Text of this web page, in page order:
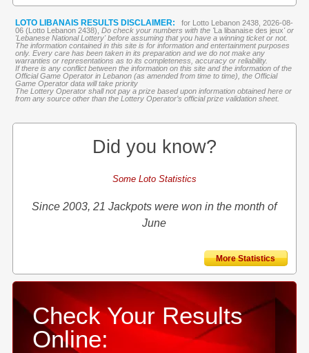
LOTO LIBANAIS RESULTS DISCLAIMER:
for Lotto Lebanon 2438, 2026-08-
06 (Lotto Lebanon 2438), Do check your numbers with the 'La libanaise des jeux' or
'Lebanese National Lottery' before assuming that you have a winning ticket or not.
The information contained in this site is for information and entertainment purposes
only. Every care has been taken in its preparation and we do not make any
warranties or representations as to its completeness, accuracy or reliability.
If there is any conflict between the information on this site and the information of the
Official Game Operator in Lebanon (as amended from time to time), the Official
Game Operator data will take priority
The Lottery Operator shall not pay a prize based upon information obtained here or
from any source other than the Lottery Operator’s official prize validation sheet.
Did you know?
Some Loto Statistics
Since 2003, 21 Jackpots were won in the month of
June
More Statistics
Check Your Results
Online: